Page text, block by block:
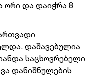
ორი და დაიჭრა 8
დაშავებულია
საცხოვრებელი
დანიშნულების